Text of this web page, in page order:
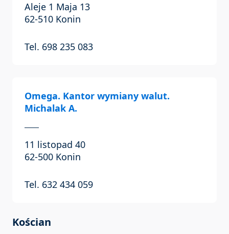
Aleje 1 Maja 13
62-510 Konin
Tel. 698 235 083
Omega. Kantor wymiany walut.
Michalak A.
11 listopad 40
62-500 Konin
Tel. 632 434 059
Kościan